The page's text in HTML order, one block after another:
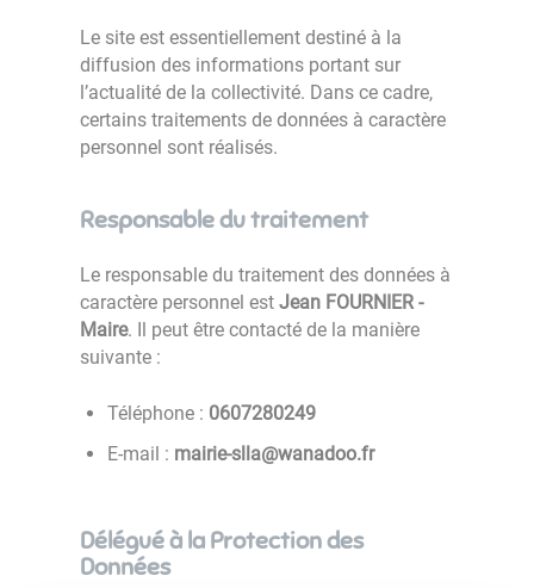
Le site est essentiellement destiné à la
diffusion des informations portant sur
l’actualité de la collectivité. Dans ce cadre,
certains traitements de données à caractère
personnel sont réalisés.
Responsable du traitement
Le responsable du traitement des données à
caractère personnel est Jean FOURNIER -
Maire. Il peut être contacté de la manière
suivante :
Téléphone : 9420827060
E-mail : rf.oodanaw@alls-eiriam
Délégué à la Protection des
Données